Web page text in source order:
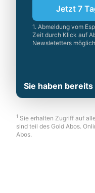
Jetzt 7
1. Abmeldung vom
Zeit durch Klick auf
Newsletetters
Sie haben
1 Sie erhalten Zugriff auf
sind teil des Gold Abos.
Abos.